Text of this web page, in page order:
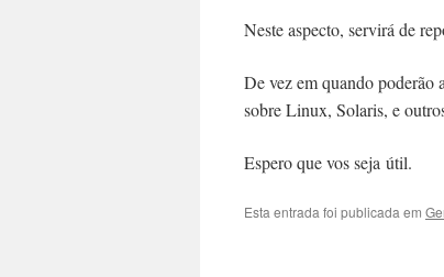
Neste aspec­to, servirá de
De vez em quan­do poderão
sobre Lin­ux, Solaris, e
Espero que vos seja útil.
Esta entrada foi publicada em